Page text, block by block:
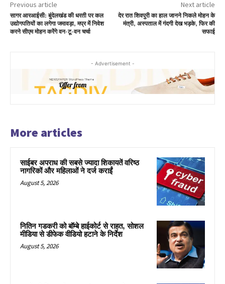
Previous article
सागर आरआईसी: बुंदेलखंड की धरती पर कल
उद्योगपतियों का लगेगा जमावड़ा, मप्र में निवेश
करने सीएम मोहन करेंगे वन-टू-वन चर्चा
Next article
देर रात शिवपुरी का हाल जानने निकले मोहन के
मंत्री, अस्पताल में गंदगी देख भड़के, फिर की
सफाई
- Advertisement -
More articles
साईबर अपराध की सबसे ज्यादा शिकायतें वरिष्ठ
नागरिकों और महिलाओं ने दर्ज कराईं
August 5, 2026
नितिन गडकरी को बॉम्बे हाईकोर्ट से राहत, सोशल
मीडिया से डीफेक वीडियो हटाने के निर्देश
August 5, 2026